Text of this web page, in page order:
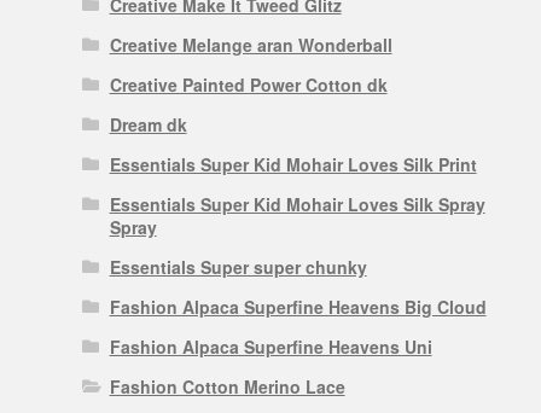
Creative Make It Tweed Glitz
Creative Melange aran Wonderball
Creative Painted Power Cotton dk
Dream dk
Essentials Super Kid Mohair Loves Silk Print
Essentials Super Kid Mohair Loves Silk Spray
Spray
Essentials Super super chunky
Fashion Alpaca Superfine Heavens Big Cloud
Fashion Alpaca Superfine Heavens Uni
Fashion Cotton Merino Lace